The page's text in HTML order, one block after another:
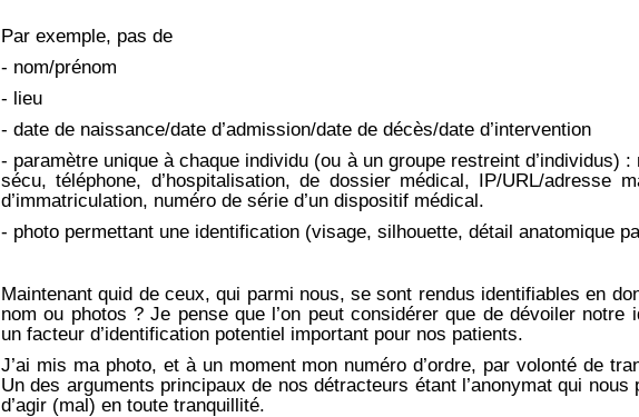
Par exemple, pas de
- nom/prénom
- lieu
- date de naissance/date d’admission/date de décès/date d’intervention
- paramètre unique à chaque individu (ou à un groupe restreint d’individus) :
sécu, téléphone, d’hospitalisation, de dossier médical, IP/URL/adresse
d’immatriculation, numéro de série d’un dispositif médical.
- photo permettant une identification (visage, silhouette, détail anatomique
Maintenant quid de ceux, qui parmi nous, se sont rendus identifiables en
nom ou photos ? Je pense que l’on peut considérer que de dévoiler notre
un facteur d’identification potentiel important pour nos patients.
J’ai mis ma photo, et à un moment mon numéro d’ordre, par volonté de
Un des arguments principaux de nos détracteurs étant l’anonymat qui nous
d’agir (mal) en toute tranquillité.